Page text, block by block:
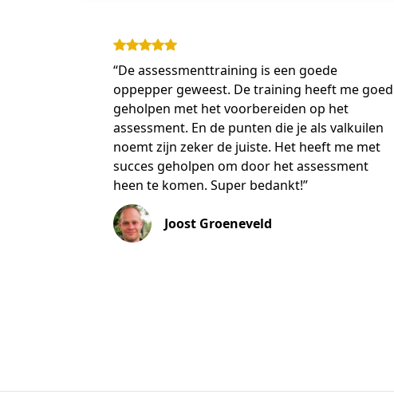
“De assessmenttraining is een goede
oppepper geweest. De training heeft me goed
geholpen met het voorbereiden op het
assessment. En de punten die je als valkuilen
noemt zijn zeker de juiste. Het heeft me met
succes geholpen om door het assessment
heen te komen. Super bedankt!”
Joost Groeneveld